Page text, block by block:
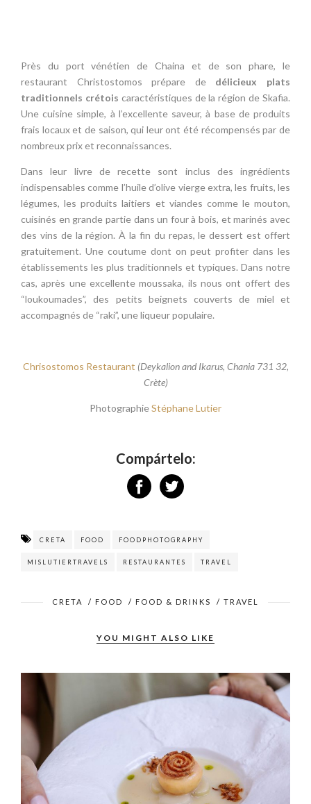
Près du port vénétien de Chaina et de son phare, le
restaurant Christostomos prépare de délicieux plats
traditionnels crétois caractéristiques de la région de Skafia.
Une cuisine simple, à l’excellente saveur, à base de produits
frais locaux et de saison, qui leur ont été récompensés par de
nombreux prix et reconnaissances.
Dans leur livre de recette sont inclus des ingrédients
indispensables comme l’huile d’olive vierge extra, les fruits, les
légumes, les produits laitiers et viandes comme le mouton,
cuisinés en grande partie dans un four à bois, et marinés avec
des vins de la région. À la fin du repas, le dessert est offert
gratuitement. Une coutume dont on peut profiter dans les
établissements les plus traditionnels et typiques. Dans notre
cas, après une excellente moussaka, ils nous ont offert des
“loukoumades”, des petits beignets couverts de miel et
accompagnés de “raki”, une liqueur populaire.
Chrisostomos Restaurant (Deykalion and Ikarus, Chania 731 32,
Crète)
PhotographieStéphane Lutier
Compártelo:
CRETA FOOD FOODPHOTOGRAPHY
MISLUTIERTRAVELS RESTAURANTES TRAVEL
CRETA / FOOD / FOOD & DRINKS / TRAVEL
YOU MIGHT ALSO LIKE